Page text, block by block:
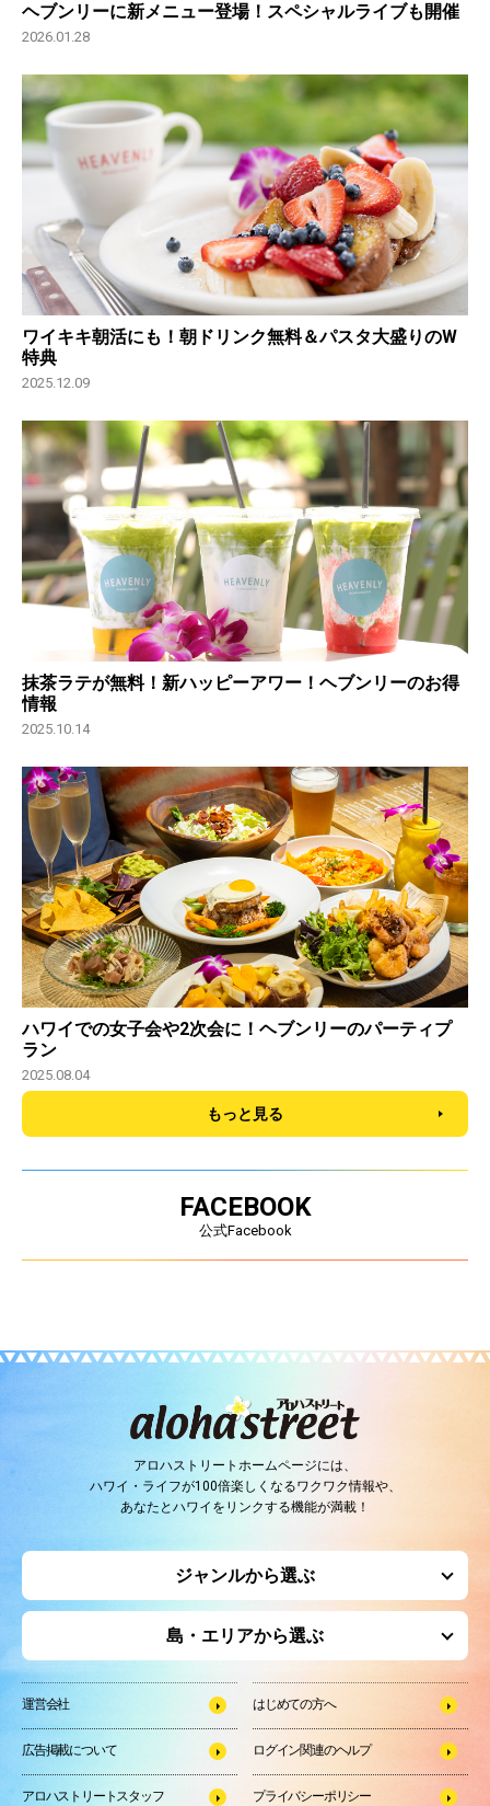
ヘブンリーに新メニュー登場！スペシャルライブも開催
2026.01.28
ワイキキ朝活にも！朝ドリンク無料＆パスタ大盛りのW
特典
2025.12.09
抹茶ラテが無料！新ハッピーアワー！ヘブンリーのお得
情報
2025.10.14
ハワイでの女子会や2次会に！ヘブンリーのパーティプ
ラン
2025.08.04
もっと見る
FACEBOOK
公式Facebook
アロハストリートホームページには、
ハワイ・ライフが100倍楽しくなるワクワク情報や、
あなたとハワイをリンクする機能が満載！
ジャンルから選ぶ
島・エリアから選ぶ
運営会社 はじめての方へ
広告掲載について ログイン関連のヘルプ
アロハストリートスタッフ プライバシーポリシー